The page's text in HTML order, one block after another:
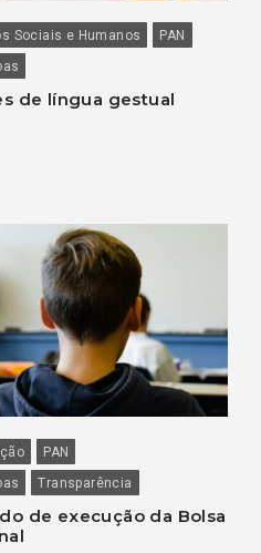
Sociais e Humanos
PAN
de língua gestual
PAN
Transparência
de execução da Bolsa